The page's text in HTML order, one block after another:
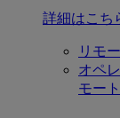
詳細はこち
リモ
オペ
モー